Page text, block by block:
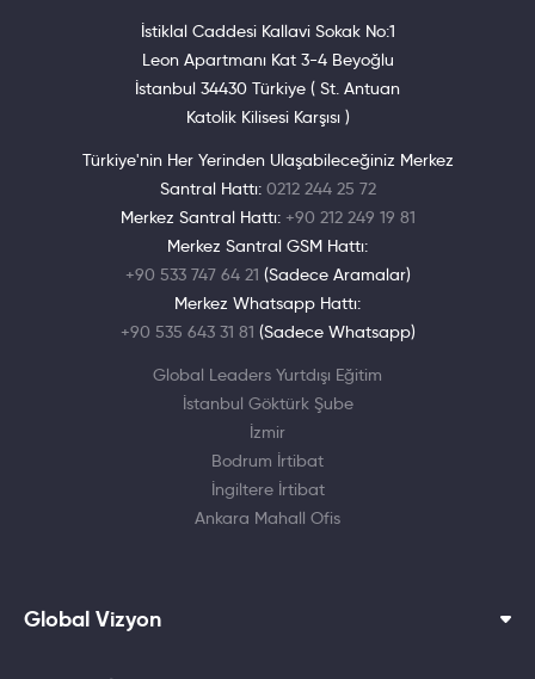
İstiklal Caddesi Kallavi Sokak No:1
Leon Apartmanı Kat 3-4 Beyoğlu
İstanbul 34430 Türkiye ( St. Antuan
Katolik Kilisesi Karşısı )
Türkiye'nin Her Yerinden Ulaşabileceğiniz Merkez
Santral Hattı: 0212 244 25 72
Merkez Santral Hattı: +90 212 249 19 81
Merkez Santral GSM Hattı:
+90 533 747 64 21 (Sadece Aramalar)
Merkez Whatsapp Hattı:
+90 535 643 31 81 (Sadece Whatsapp)
Global Leaders Yurtdışı Eğitim
İstanbul Göktürk Şube
İzmir
Bodrum İrtibat
İngiltere İrtibat
Ankara Mahall Ofis
Global Vizyon